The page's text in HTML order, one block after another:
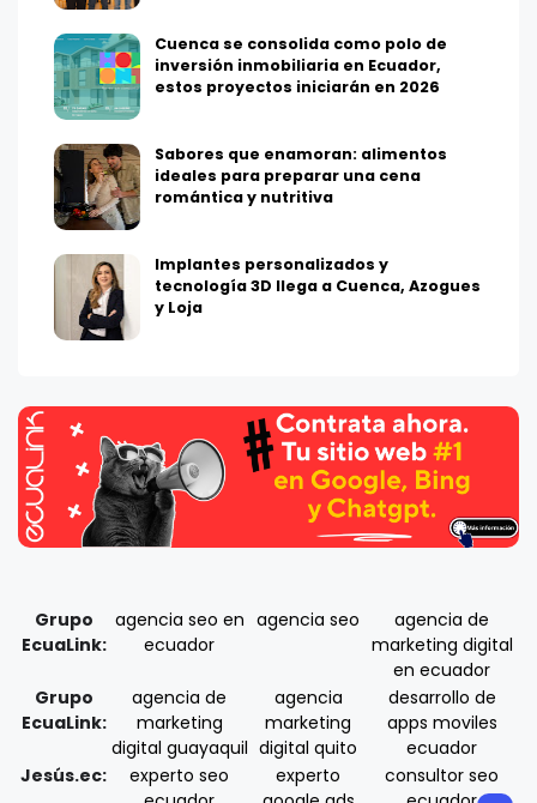
Cuenca se consolida como polo de
inversión inmobiliaria en Ecuador,
estos proyectos iniciarán en 2026
Sabores que enamoran: alimentos
ideales para preparar una cena
romántica y nutritiva
Implantes personalizados y
tecnología 3D llega a Cuenca, Azogues
y Loja
Grupo
EcuaLink:
agencia seo en
ecuador
agencia seo
agencia de
marketing digital
en ecuador
Grupo
EcuaLink:
agencia de
marketing
digital guayaquil
agencia
marketing
digital quito
desarrollo de
apps moviles
ecuador
Jesús.ec:
experto seo
experto
consultor seo